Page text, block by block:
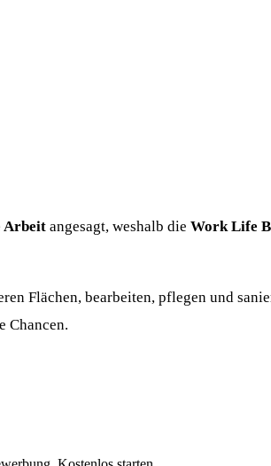
Arbeit angesagt, weshalb die Work Life
Flächen, bearbeiten, pflegen und
Chancen.